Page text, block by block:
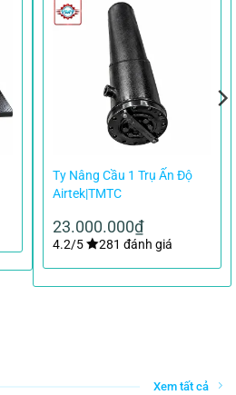
Ty Nâng Cầu 1 Trụ Ấn Độ
Airtek|TMTC
23.000.000₫
4.2/5 281 đánh giá
Xem tất cả